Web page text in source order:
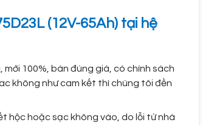
(12V-65Ah) tại hệ
mới 100%, bán đúng giá, có chính sách
không như cam kết thì chúng tôi đền
hộc hoặc sạc không vào, do lỗi từ nhà